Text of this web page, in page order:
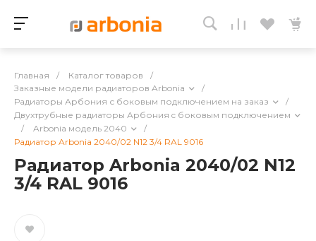
Главная / Каталог товаров
/
Заказные модели радиаторов Arbonia
/
Радиаторы Арбония с боковым подключением на заказ
/
Двухтрубные радиаторы Арбония c боковым подключением
/
Arbonia модель 2040
/
Радиатор Arbonia 2040/02 N12 3/4 RAL 9016
Радиатор Arbonia 2040/02 N12
3/4 RAL 9016